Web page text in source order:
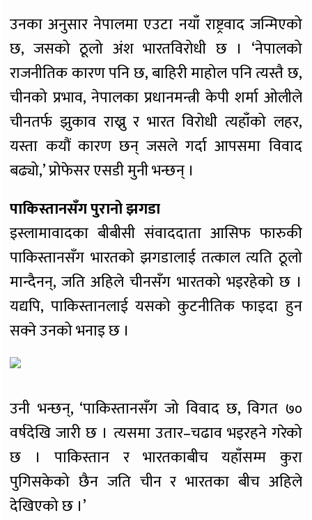
उनका अनुसार नेपालमा एउटा नयाँ राष्ट्रवाद जन्मिएको
छ, जसको ठूलो अंश भारतविरोधी छ । ‘नेपालको
राजनीतिक कारण पनि छ, बाहिरी माहोल पनि त्यस्तै छ,
चीनको प्रभाव, नेपालका प्रधानमन्त्री केपी शर्मा ओलीले
चीनतर्फ झुकाव राख्नु र भारत विरोधी त्यहाँको लहर,
यस्ता कयौं कारण छन् जसले गर्दा आपसमा विवाद
बढ्यो,’ प्रोफेसर एसडी मुनी भन्छन् ।
पाकिस्तानसँग पुरानो झगडा
इस्लामावादका बीबीसी संवाददाता आसिफ फारुकी
पाकिस्तानसँग भारतको झगडालाई तत्काल त्यति ठूलो
मान्दैनन्, जति अहिले चीनसँग भारतको भइरहेको छ ।
यद्यपि, पाकिस्तानलाई यसको कुटनीतिक फाइदा हुन
सक्ने उनको भनाइ छ ।
उनी भन्छन्, ‘पाकिस्तानसँग जो विवाद छ, विगत ७०
वर्षदेखि जारी छ । त्यसमा उतार–चढाव भइरहने गरेको
छ । पाकिस्तान र भारतकाबीच यहाँसम्म कुरा
पुगिसकेको छैन जति चीन र भारतका बीच अहिले
देखिएको छ ।’